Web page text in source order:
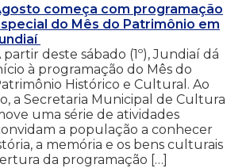
começa com programação
do Mês do Patrimônio em
partir deste sábado (1º), Jundiaí dá
à programação do Mês do
Histórico e Cultural. Ao
a Secretaria Municipal de Cultura
uma série de atividades
a população a conhecer
a memória e os bens culturais
da programação […]